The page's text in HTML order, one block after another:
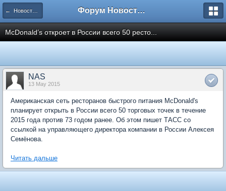
← Новости рынка недвижимости Форум Новостройки
McDonald’s откроет в России всего 50 ресто...
NAS
13 May 2015
Американская сеть ресторанов быстрого питания McDonald's
планирует открыть в России всего 50 торговых точек в течение
2015 года против 73 годом ранее. Об этом пишет ТАСС со
ссылкой на управляющего директора компании в России Алексея
Семёнова.
Читать дальше